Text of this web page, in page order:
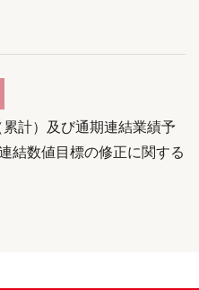
計）及び通期連結業績予
結数値目標の修正に関する